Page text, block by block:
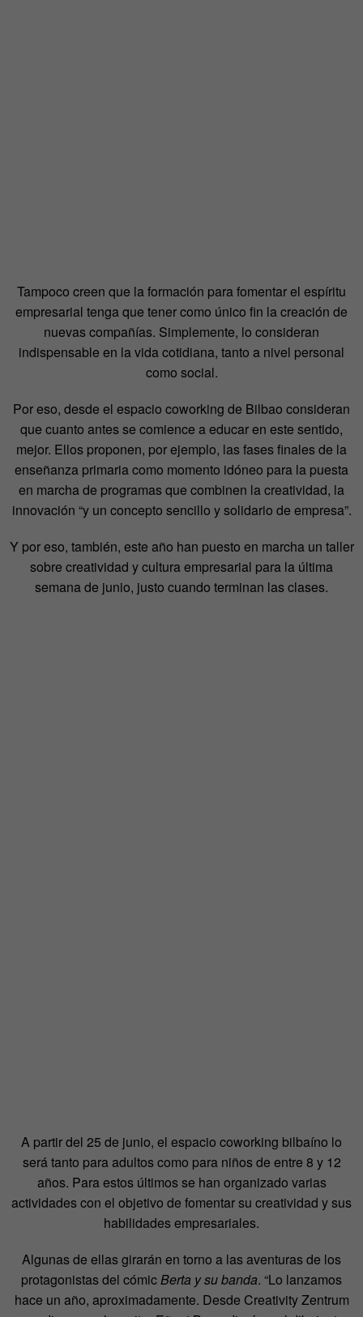
Tampoco creen que la formación para fomentar el espíritu
empresarial tenga que tener como único fin la creación de
nuevas compañías. Simplemente, lo consideran
indispensable en la vida cotidiana, tanto a nivel personal
como social.
Por eso, desde el espacio coworking de Bilbao consideran
que cuanto antes se comience a educar en este sentido,
mejor. Ellos proponen, por ejemplo, las fases finales de la
enseñanza primaria como momento idóneo para la puesta
en marcha de programas que combinen la creatividad, la
innovación “y un concepto sencillo y solidario de empresa”.
Y por eso, también, este año han puesto en marcha un taller
sobre creatividad y cultura empresarial para la última
semana de junio, justo cuando terminan las clases.
A partir del 25 de junio, el espacio coworking bilbaíno lo
será tanto para adultos como para niños de entre 8 y 12
años. Para estos últimos se han organizado varias
actividades con el objetivo de fomentar su creatividad y sus
habilidades empresariales.
Algunas de ellas girarán en torno a las aventuras de los
protagonistas del cómicBerta y su banda. “Lo lanzamos
hace un año, aproximadamente. Desde Creativity Zentrum